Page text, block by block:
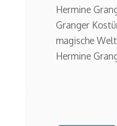
Hermine
Granger
magische
Hermine